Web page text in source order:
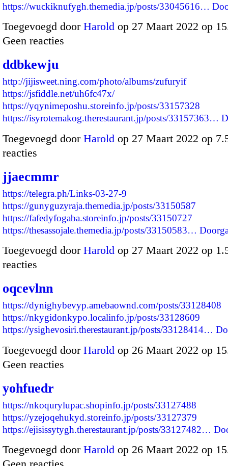
https://wuckiknufygh.themedia.jp/posts/33045616…
Toegevoegd door Harold op 27 Maart 2022 op
Geen reacties
ddbkewju
http://jijisweet.ning.com/photo/albums/zufuryif
https://jsfiddle.net/uh6fc47x/
https://yqynimeposhu.storeinfo.jp/posts/33157328
https://isyrotemakog.therestaurant.jp/posts/33157363…
Toegevoegd door Harold op 27 Maart 2022 op
reacties
jjaecmmr
https://telegra.ph/Links-03-27-9
https://gunyguzyraja.themedia.jp/posts/33150587
https://fafedyfogaba.storeinfo.jp/posts/33150727
https://thesassojale.themedia.jp/posts/33150583…
Toegevoegd door Harold op 27 Maart 2022 op
reacties
oqcevlnn
https://dynighybevyp.amebaownd.com/posts/33128408
https://nkygidonkypo.localinfo.jp/posts/33128609
https://ysighevosiri.therestaurant.jp/posts/33128414…
Toegevoegd door Harold op 26 Maart 2022 op
Geen reacties
yohfuedr
https://nkoqurylupac.shopinfo.jp/posts/33127488
https://yzejoqehukyd.storeinfo.jp/posts/33127379
https://ejisissytygh.therestaurant.jp/posts/33127482…
Toegevoegd door Harold op 26 Maart 2022 op